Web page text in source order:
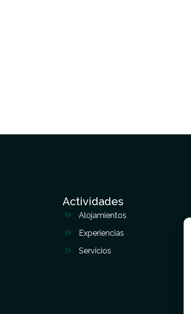
Actividades
Alojamientos
Experiencias
Servicios